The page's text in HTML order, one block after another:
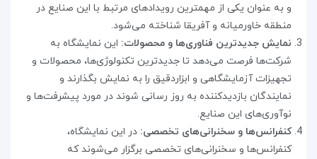
و به عنوان یکی از مهمترین رویدادهای مرتبط با این صنایع در
منطقه خاورمیانه و آفریقا شناخته می‌شود.
نمایش جدیدترین فناوری‌ها و محصولات: این نمایشگاه به
شرکت‌ها فرصت می‌دهد تا جدیدترین تکنولوژی‌ها، محصولات و
تجهیزات آزمایشگاهی و ابزاردقیق را به نمایش بگذارند و
نمایندگان بازدیدکننده به روز رسانی شوند در مورد پیشرفت‌ها و
نوآوری‌های این صنایع.
کنفرانس‌ها و سخنرانی‌های تخصصی: در این نمایشگاه،
کنفرانس‌ها و سخنرانی‌های تخصصی برگزار می‌شوند که